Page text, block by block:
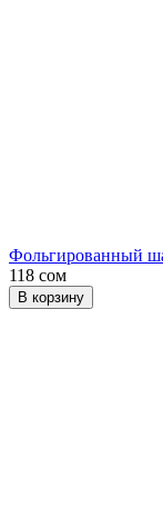
Фольгированный
118 сом
В корзину